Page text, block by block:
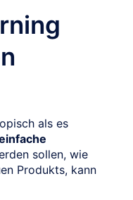
als es
sollen, wie
Produkts, kann